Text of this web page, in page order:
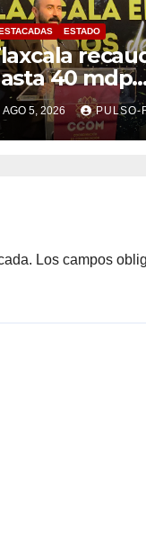
ESTADO
40 mdp
en
residuos:
AGO 5, 2026 PULSO-
Los campos